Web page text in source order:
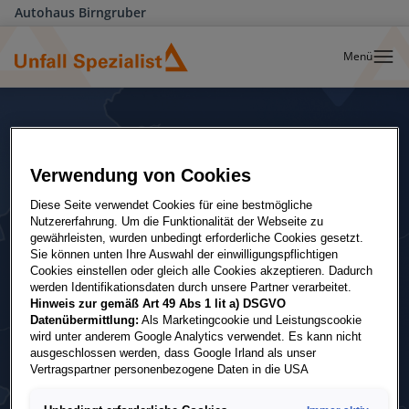
Autohaus Birngruber
Menü
Verwendung von Cookies
Diese Seite verwendet Cookies für eine bestmögliche
Nutzererfahrung. Um die Funktionalität der Webseite zu
gewährleisten, wurden unbedingt erforderliche Cookies gesetzt.
Sie können unten Ihre Auswahl der einwilligungspflichtigen
Cookies einstellen oder gleich alle Cookies akzeptieren. Dadurch
werden Identifikationsdaten durch unsere Partner verarbeitet.
Hinweis zur gemäß Art 49 Abs 1 lit a) DSGVO
Datenübermittlung: Als Marketingcookie und Leistungscookie
wird unter anderem Google Analytics verwendet. Es kann nicht
ausgeschlossen werden, dass Google Irland als unser
Vertragspartner personenbezogene Daten in die USA
besteht kein der Europäischen Union der Sache nach